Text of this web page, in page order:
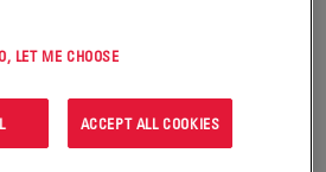
biznesu i praw człowieka, które
Karcie Praw
Deklaracji Praw Człowieka oraz
LET ME CHOOSE
ACCEPT ALL COOKIES